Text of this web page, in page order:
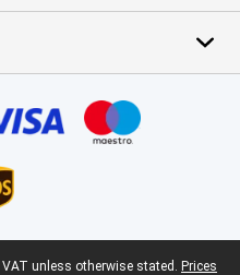
unless otherwise stated. Prices